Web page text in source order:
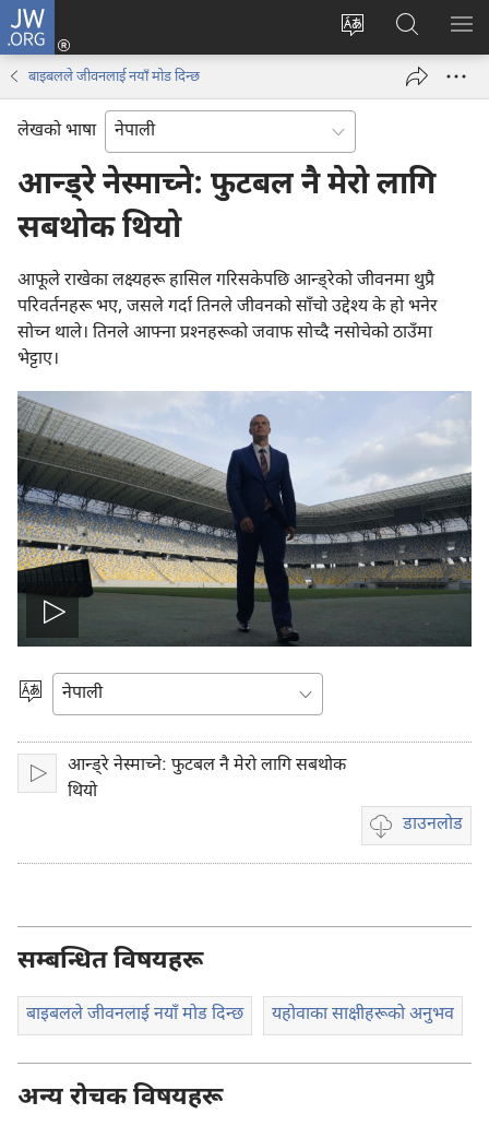
JW.ORG
वेब
परिवर्तन
गर्ने
प्रवेश
(ब्राउजरको
नयाँ
खुल्नेछ)
JW.ORG
मा
खोज्नुहोस्‌
मेनु
बाइबलले जीवनलाई नयाँ मोड दिन्छ
लेखको भाषा
आन्ड्रे नेस्माच्ने: फुटबल नै मेरो लागि
सबथोक थियो
आफूले राखेका लक्ष्यहरू हासिल गरिसकेपछि आन्ड्रेको जीवनमा थुप्रै
परिवर्तनहरू भए, जसले गर्दा तिनले जीवनको साँचो उद्देश्‍य के हो भनेर
सोच्न थाले। तिनले आफ्ना प्रश्‍नहरूको जवाफ सोच्दै नसोचेको ठाउँमा
भेट्टाए।
भिडियो
प्ले
गर्ने
भाषा
प्ले
आन्ड्रे नेस्माच्ने: फुटबल नै मेरो लागि सबथोक
थियो
डाउनलोड
भिडियो
डाउनलोडका
सम्बन्धित विषयहरू
बाइबलले जीवनलाई नयाँ मोड दिन्छ यहोवाका साक्षीहरूको अनुभव
अन्य रोचक विषयहरू